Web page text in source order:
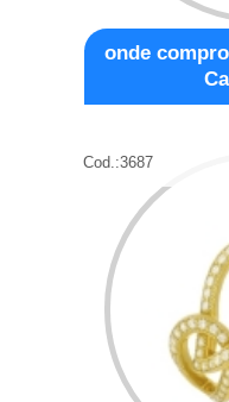
onde
Cod.:3687